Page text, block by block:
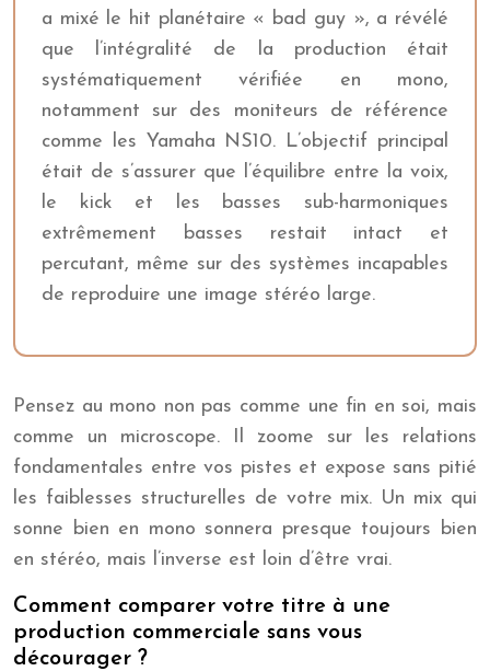
a mixé le hit planétaire « bad guy », a révélé
que l’intégralité de la production était
systématiquement vérifiée en mono,
notamment sur des moniteurs de référence
comme les Yamaha NS10. L’objectif principal
était de s’assurer que l’équilibre entre la voix,
le kick et les basses sub-harmoniques
extrêmement basses restait intact et
percutant, même sur des systèmes incapables
de reproduire une image stéréo large.
Pensez au mono non pas comme une fin en soi, mais
comme un microscope. Il zoome sur les relations
fondamentales entre vos pistes et expose sans pitié
les faiblesses structurelles de votre mix. Un mix qui
sonne bien en mono sonnera presque toujours bien
en stéréo, mais l’inverse est loin d’être vrai.
Comment comparer votre titre à une
production commerciale sans vous
décourager ?